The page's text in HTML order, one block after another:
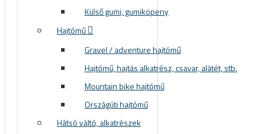
Külső gumi, gumiköpeny
Hajtómű
Gravel / adventure hajtómű
Hajtómű, hajtás alkatrész, csavar, alátét, stb.
Mountain bike hajtómű
Országúti hajtómű
Hátsó váltó, alkatrészek